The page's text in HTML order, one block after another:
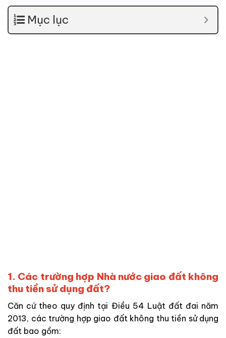
Mục lục
1. Các trường hợp Nhà nước giao đất không
thu tiền sử dụng đất?
Căn cứ theo quy định tại Điều 54 Luật đất đai năm
2013, các trường hợp giao đất không thu tiền sử dụng
đất bao gồm: